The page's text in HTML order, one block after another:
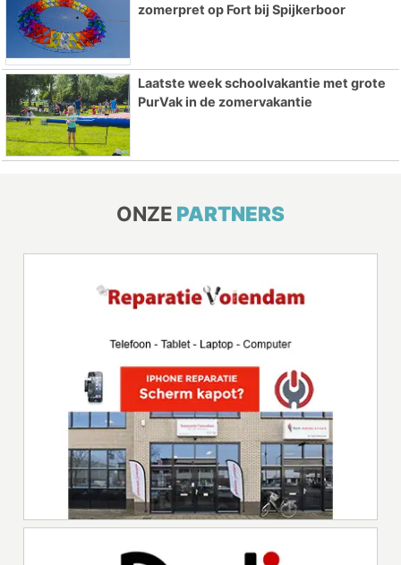
zomerpret op Fort bij Spijkerboor
Laatste week schoolvakantie met grote
PurVak in de zomervakantie
ONZE PARTNERS